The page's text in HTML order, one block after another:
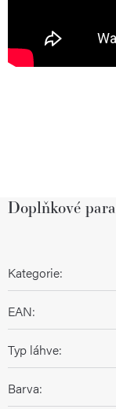
Doplňkové
Kategorie:
EAN:
Typ láhve:
Barva: